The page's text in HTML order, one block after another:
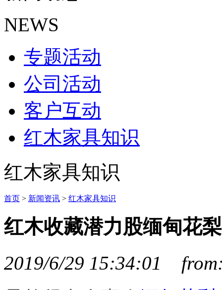
NEWS
专题活动
公司活动
客户互动
红木家具知识
红木家具知识
首页 > 新闻资讯 > 红木家具知识
红木收藏潜力股缅甸花梨
2019/6/29 15:34:01